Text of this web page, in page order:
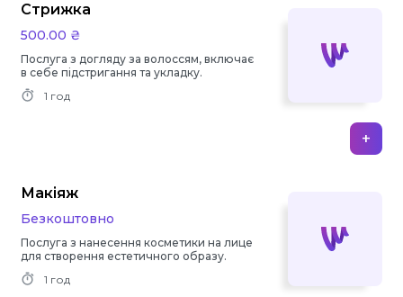
Стрижка
500.00 ₴
Послуга з догляду за волоссям, включає
в себе підстригання та укладку.
1 год
+
Макіяж
Безкоштовно
Послуга з нанесення косметики на лице
для створення естетичного образу.
1 год